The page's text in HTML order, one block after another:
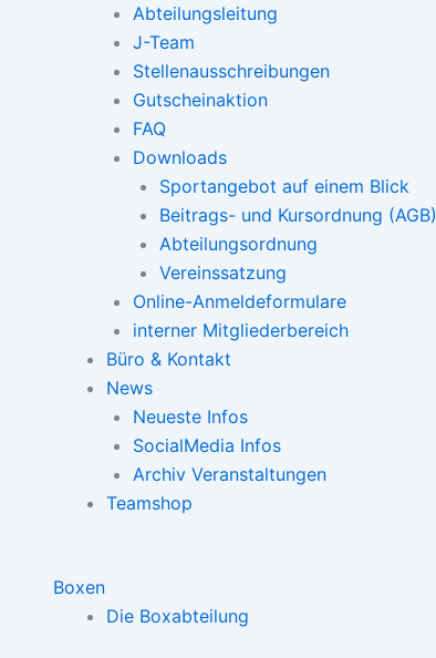
Abteilungsleitung
J-Team
Stellenausschreibungen
Gutscheinaktion
FAQ
Downloads
Sportangebot auf einem Blick
Beitrags- und Kursordnung (AGB)
Abteilungsordnung
Vereinssatzung
Online-Anmeldeformulare
interner Mitgliederbereich
Büro & Kontakt
News
Neueste Infos
SocialMedia Infos
Archiv Veranstaltungen
Teamshop
Boxen
Die Boxabteilung